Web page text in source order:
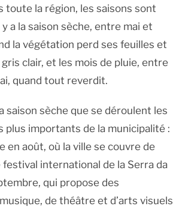
toute la région, les saisons sont
a la saison sèche, entre mai et
la végétation perd ses feuilles et
clair, et les mois de pluie, entre
quand tout reverdit.
saison sèche que se déroulent les
plus importants de la municipalité :
en août, où la ville se couvre de
international de la Serra da
qui propose des
de théâtre et d’arts visuels